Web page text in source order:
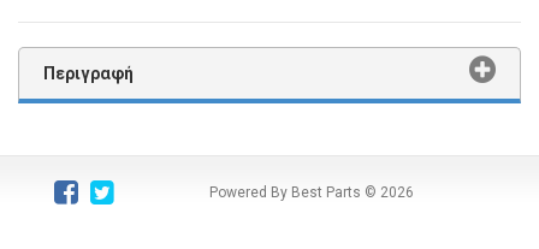
Περιγραφή
Powered By Best Parts © 2026